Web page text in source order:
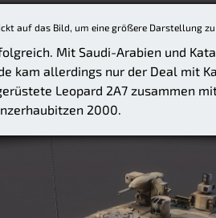
auf das Bild, um eine größere Darstellung
Mit Saudi-Arabien und
kam allerdings nur der Deal mit
Leopard 2A7 zusammen
2000.